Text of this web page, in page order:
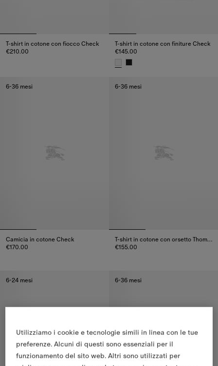
T-shirt in cotone con fiocco Check
€210.00
T-shirt in cotone con fiocco Check, €210.00
T-shirt in cotone con finiture Check
€145.00
6-36 mesi
Camicia in cotone Check
€170.00
6-36 mesi
T-shirt in cotone con orsetto Thomas e i suoi amici
€155.00
6-24 mesi 6-36 mesi
Utilizziamo i cookie e tecnologie simili in linea con le tue
preferenze. Alcuni di questi sono essenziali per il
funzionamento del sito web. Altri sono utilizzati per